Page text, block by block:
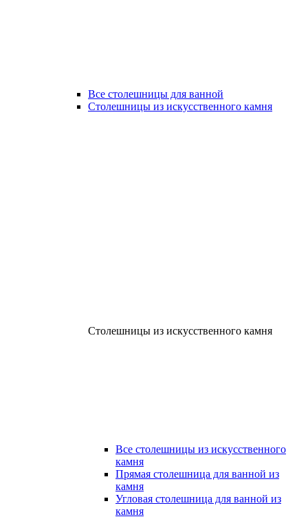
Все столешницы для ванной
Столешницы из искусственного камня
Столешницы из искусственного камня
Все столешницы из искусственного
камня
Прямая столешница для ванной из
камня
Угловая столешница для ванной из
камня